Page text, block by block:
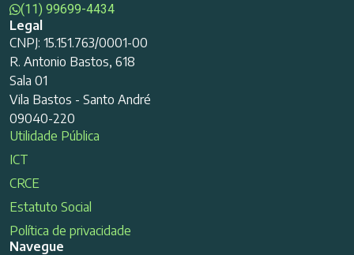
(11) 99699-4434
Legal
CNPJ: 15.151.763/0001-00
R. Antonio Bastos, 618
Sala 01
Vila Bastos - Santo André
09040-220
Utilidade Pública
ICT
CRCE
Estatuto Social
Política de privacidade
Navegue